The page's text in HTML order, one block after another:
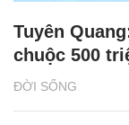
ĐỜI SỐNG
Tuyên
chuộc 500